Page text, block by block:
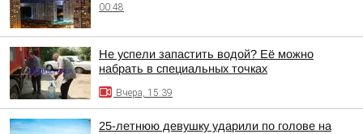
00:48
Не успели запастить водой? Её можно
набрать в специальных точках
Вчера, 15:39
25-летнюю девушку ударили по голове на